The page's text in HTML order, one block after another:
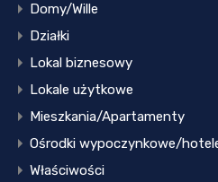
Domy/Wille
Działki
Lokal biznesowy
Lokale użytkowe
Mieszkania/Apartamenty
Ośrodki wypoczynkowe/
Właściwości